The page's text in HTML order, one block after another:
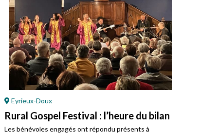
Eyrieux-Doux
Rural Gospel Festival : l’heure du bilan
Les bénévoles engagés ont répondu présents à